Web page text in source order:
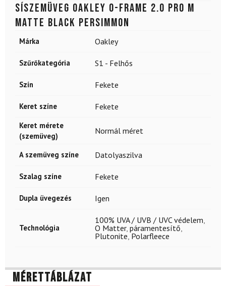
Síszemüveg OAKLEY O-Frame 2.0 Pro M
Matte Black Persimmon
Márka Oakley
Szűrőkategória S1 - Felhős
Szín Fekete
Keret színe Fekete
Keret mérete
(szemüveg)
Normál méret
A szemüveg színe Datolyaszilva
Szalag színe Fekete
Dupla üvegezés Igen
Technológia
100% UVA / UVB / UVC védelem
O Matter, páramentesítő
Plutonite ,Polarfleece
Mérettáblázat